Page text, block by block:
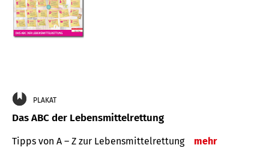
PLAKAT
Das ABC der Lebensmittelrettung
Tipps von A – Z zur Lebensmittelrettung mehr